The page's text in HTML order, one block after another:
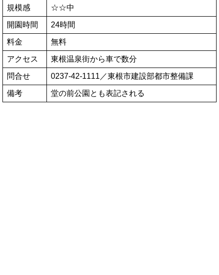
規模感 ☆☆中
開園時間 24時間
料金 無料
アクセス 東根温泉街から車で数分
問合せ 0237-42-1111／東根市建設部都市整備課
備考 堂の前公園とも表記される